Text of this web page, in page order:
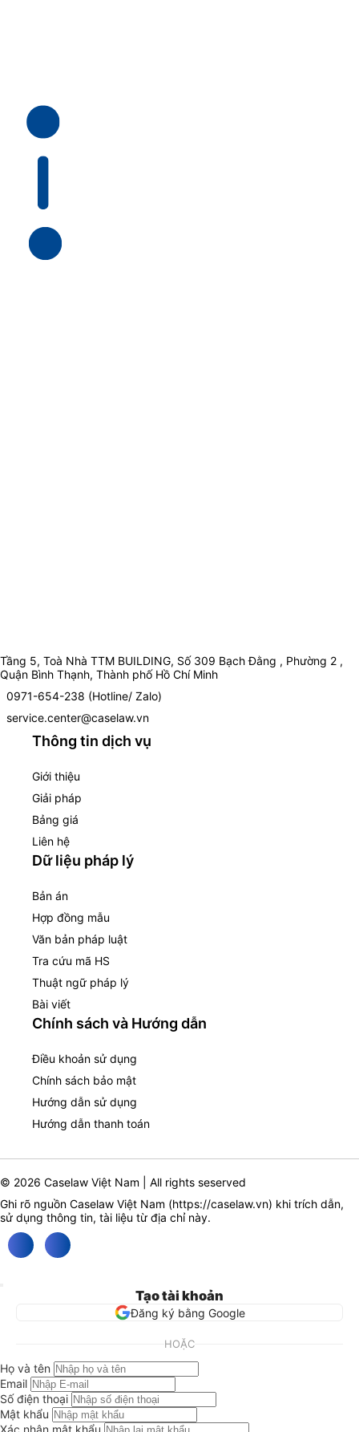
Tầng 5, Toà Nhà TTM BUILDING, Số 309 Bạch Đằng , Phường 2 ,
Quận Bình Thạnh, Thành phố Hồ Chí Minh
0971-654-238 (Hotline/ Zalo)
service.center@caselaw.vn
Thông tin dịch vụ
Giới thiệu
Giải pháp
Bảng giá
Liên hệ
Dữ liệu pháp lý
Bản án
Hợp đồng mẫu
Văn bản pháp luật
Tra cứu mã HS
Thuật ngữ pháp lý
Bài viết
Chính sách và Hướng dẫn
Điều khoản sử dụng
Chính sách bảo mật
Hướng dẫn sử dụng
Hướng dẫn thanh toán
© 2026 Caselaw Việt Nam | All rights seserved
Ghi rõ nguồn Caselaw Việt Nam (https://caselaw.vn) khi trích dẫn,
sử dụng thông tin, tài liệu từ địa chỉ này.
Tạo tài khoản
Đăng ký bằng Google
HOẶC
Họ và tên
Email
Số điện thoại
Mật khẩu
Xác nhận mật khẩu